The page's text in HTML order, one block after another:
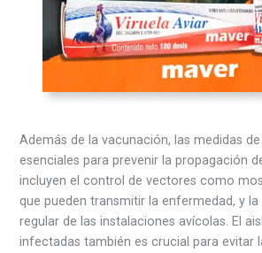
Además de la vacunación, las medidas
esenciales para prevenir la propagación
incluyen el control de vectores como
que pueden transmitir la enfermedad, y
regular de las instalaciones avícolas. El
infectadas también es crucial para evitar